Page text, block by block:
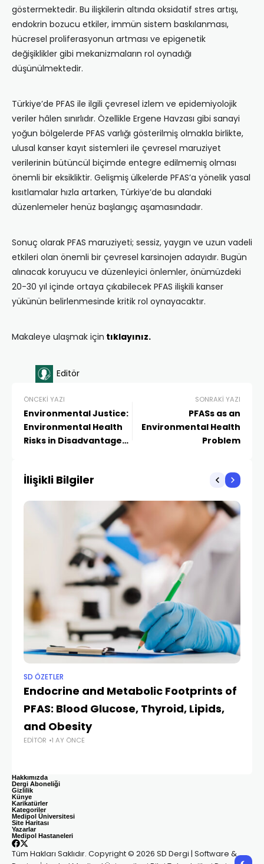
göstermektedir. Bu ilişkilerin altında oksidatif stres artışı,
endokrin bozucu etkiler, immün sistem baskılanması,
hücresel proliferasyonun artması ve epigenetik
değişiklikler gibi mekanizmaların rol oynadığı
düşünülmektedir.
Türkiye’de PFAS ile ilgili çevresel izlem ve epidemiyolojik
veriler hâlen sınırlıdır. Özellikle Ergene Havzası gibi sanayi
yoğun bölgelerde PFAS varlığı gösterilmiş olmakla birlikte,
ulusal kanser kayıt sistemleri ile çevresel maruziyet
verilerinin bütüncül biçimde entegre edilmemiş olması
önemli bir eksikliktir. Gelişmiş ülkelerde PFAS’a yönelik yasal
kısıtlamalar hızla artarken, Türkiye’de bu alandaki
düzenlemeler henüz başlangıç aşamasındadır.
Sonuç olarak PFAS maruziyeti; sessiz, yaygın ve uzun vadeli
etkileri olan önemli bir çevresel karsinojen adayıdır. Bugün
alınacak koruyucu ve düzenleyici önlemler, önümüzdeki
20-30 yıl içinde ortaya çıkabilecek PFAS ilişkili kanser
yükünün belirlenmesinde kritik rol oynayacaktır.
Makaleye ulaşmak için tıklayınız.
Editör
ÖNCEKI YAZI
Environmental Justice:
Environmental Health
Risks in Disadvantaged
SONRAKI YAZI
PFASs as an
Environmental Health
Problem
İlişikli Bilgiler
SD ÖZETLER
Endocrine and Metabolic Footprints of
PFAS: Blood Glucose, Thyroid, Lipids,
and Obesity
EDITÖR 1 AY ÖNCE
Hakkımızda
Dergi Aboneliği
Gizlilik
Künye
Karikatürler
Kategoriler
Medipol Üniversitesi
Site Haritası
Yazarlar
Medipol Hastaneleri
Tüm Hakları Saklıdır. Copyright © 2026 SD Dergi | Software &